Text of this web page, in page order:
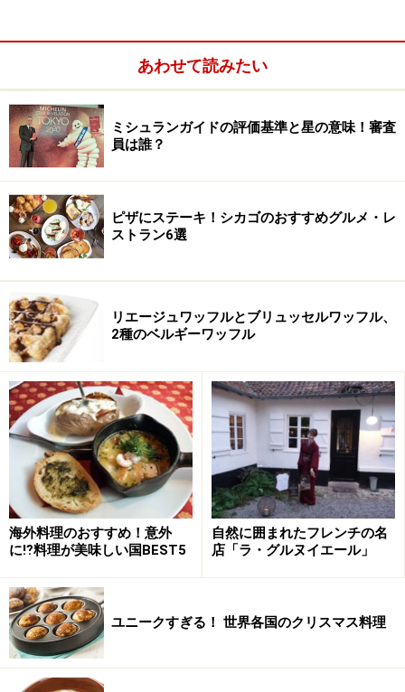
今日でもヨンキーの一番人気メニューは金牌焼鶏（ガチ
ョウのロースト）ですが、この店の歴史を考えると当然
ですね。年間120万人訪れる客のほとんどが注文すると
いうガチョウのロースト、名実ともに逸品です。
賑やかな雰囲気が料理をさらに美味しくす
る
堅苦しさのない店内は居心地がよい。ちなみに香港では
2007/1/1から禁煙法案が施行され、ヨンキーに限らず香港
のレストラン屋内はすべて禁煙
あわせて読みたい
ミシュランガイドの評価基準と星の意味！審査
員は誰？
ピザにステーキ！シカゴのおすすめグルメ・レ
ストラン6選
リエージュワッフルとブリュッセルワッフル、
2種のベルギーワッフル
海外料理のおすすめ！意外
に⁉料理が美味しい国BEST5
自然に囲まれたフレンチの名
店「ラ・グルヌイエール」
ユニークすぎる！ 世界各国のクリスマス料理